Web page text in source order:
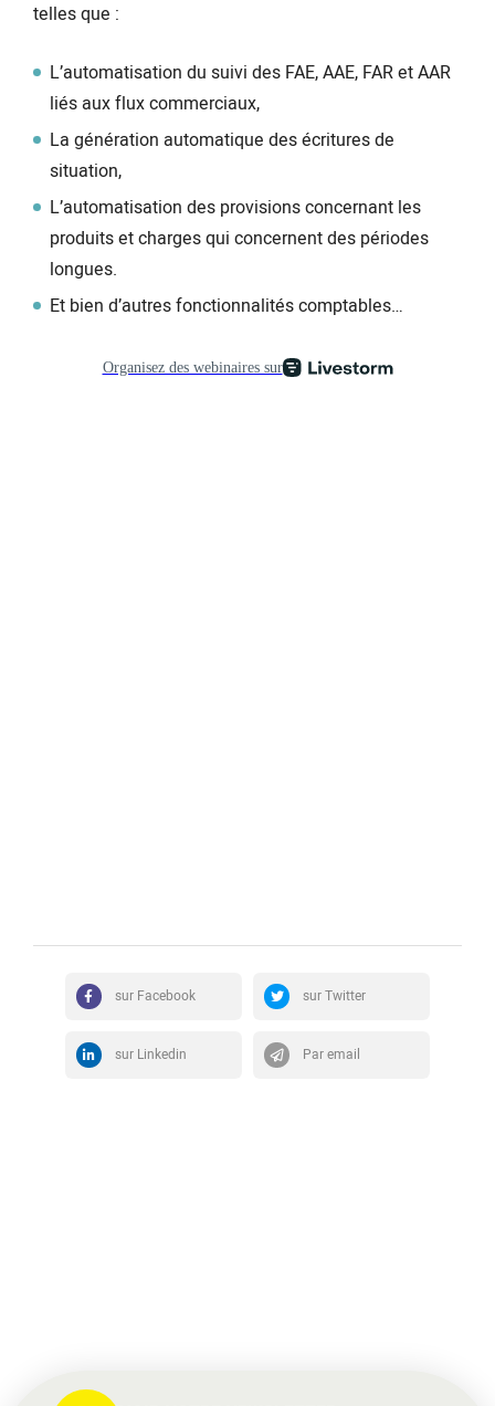
telles que :
L’automatisation du suivi des FAE, AAE, FAR et AAR
liés aux flux commerciaux,
La génération automatique des écritures de
situation,
L’automatisation des provisions concernant les
produits et charges qui concernent des périodes
longues.
Et bien d’autres fonctionnalités comptables…
sur Facebook sur Twitter
sur Linkedin Par email